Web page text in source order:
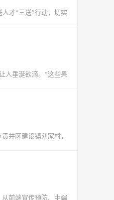
才“三送”行动，切实
人垂涎欲滴。“这些果
井区建设镇刘家村，
前端宣传预防、中端